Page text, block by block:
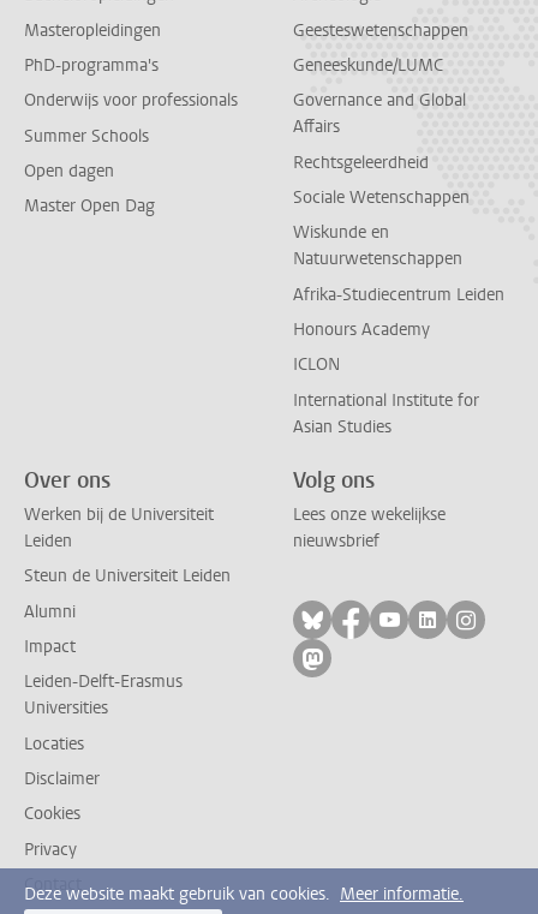
Masteropleidingen
PhD-programma's
Onderwijs voor professionals
Summer Schools
Open dagen
Master Open Dag
Geesteswetenschappen
Geneeskunde/LUMC
Governance and Global
Affairs
Rechtsgeleerdheid
Sociale Wetenschappen
Wiskunde en
Natuurwetenschappen
Afrika-Studiecentrum Leiden
Honours Academy
ICLON
International Institute for
Asian Studies
Over ons
Werken bij de Universiteit
Leiden
Steun de Universiteit Leiden
Alumni
Impact
Leiden-Delft-Erasmus
Universities
Locaties
Disclaimer
Cookies
Privacy
Contact
Volg ons
Lees onze wekelijkse
nieuwsbrief
Volg ons op bluesky
Volg ons op
Volg ons op
Volg ons
Volg
Volg ons op mastodon
Deze website maakt gebruik van cookies. Meer informatie.